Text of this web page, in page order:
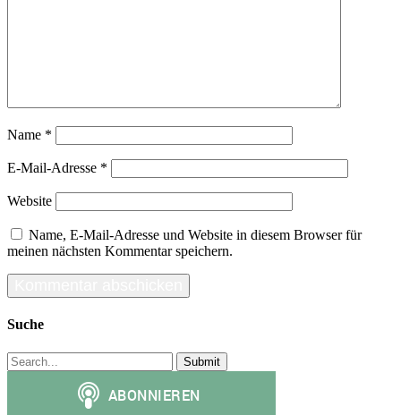
Name *
E-Mail-Adresse *
Website
Name, E-Mail-Adresse und Website in diesem Browser für
meinen nächsten Kommentar speichern.
Suche